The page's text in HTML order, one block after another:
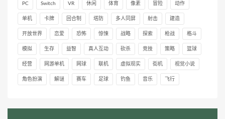
PC Switch VR 休闲 体育 像素 冒险 动作
单机 卡牌 回合制 塔防 多人同屏 射击 建造
开放世界 恋爱 恐怖 惊悚 战略 探索 枪战 格斗
模拟 生存 益智 真人互动 砍杀 竞技 策略 篮球
经营 网游单机 网球 联机 虚拟现实 街机 视觉小说
角色扮演 解谜 赛车 足球 钓鱼 音乐 飞行